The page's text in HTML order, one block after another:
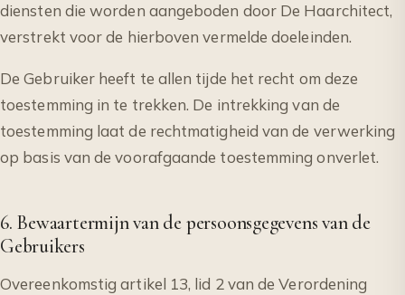
diensten die worden aangeboden door De Haarchitect,
verstrekt voor de hierboven vermelde doeleinden.
De Gebruiker heeft te allen tijde het recht om deze
toestemming in te trekken. De intrekking van de
toestemming laat de rechtmatigheid van de verwerking
op basis van de voorafgaande toestemming onverlet.
6. Bewaartermijn van de persoonsgegevens van de
Gebruikers
Overeenkomstig artikel 13, lid 2 van de Verordening